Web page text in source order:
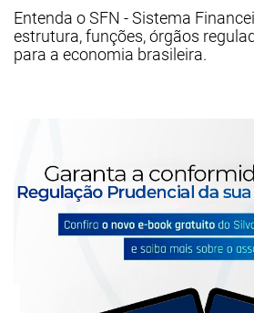
Entenda o SFN - Sistema
estrutura, funções, órgãos
para a economia brasileira.